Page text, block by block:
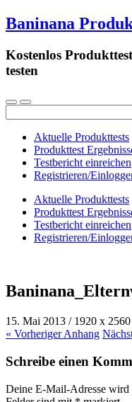
Baninana
Kostenlos
testen
nach:
Aktuelle Produkttests
Produkttest
Testbericht einreichen
Registrieren/
Aktuelle Produkttests
Produkttest
Testbericht einreichen
Registrieren/
15. Mai 2013 / 1920 x
« VorherigerAnhang
Schreibe einen
Deine E-Mail-Adresse